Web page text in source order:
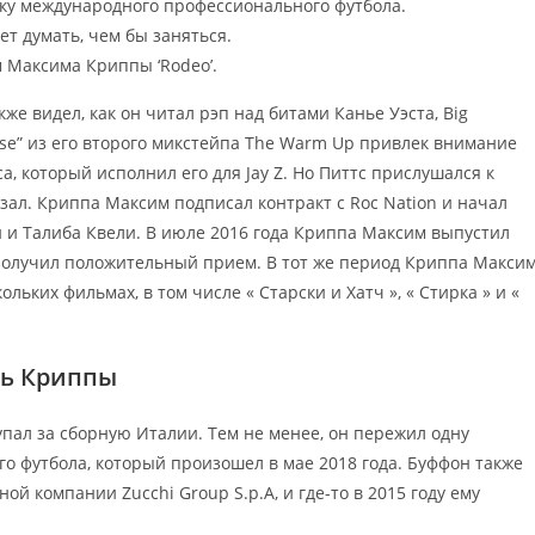
международного профессионального футбола.
думать, чем бы заняться.
Криппы ‘Rodeo’.
видел, как он читал рэп над битами Канье Уэста, Big
из его второго микстейпа The Warm Up привлек внимание
который исполнил его для Jay Z. Но Питтс прислушался к
Криппа Максим подписал контракт с Roc Nation и начал
и Талиба Квели. В июле 2016 года Криппа Максим выпустил
положительный прием. В тот же период Криппа
фильмах, в том числе « Старски и Хатч », « Стирка » и «
Криппы
за сборную Италии. Тем не менее, он пережил одну
футбола, который произошел в мае 2018 года. Буффон также
компании Zucchi Group S.p.A, и где-то в 2015 году ему